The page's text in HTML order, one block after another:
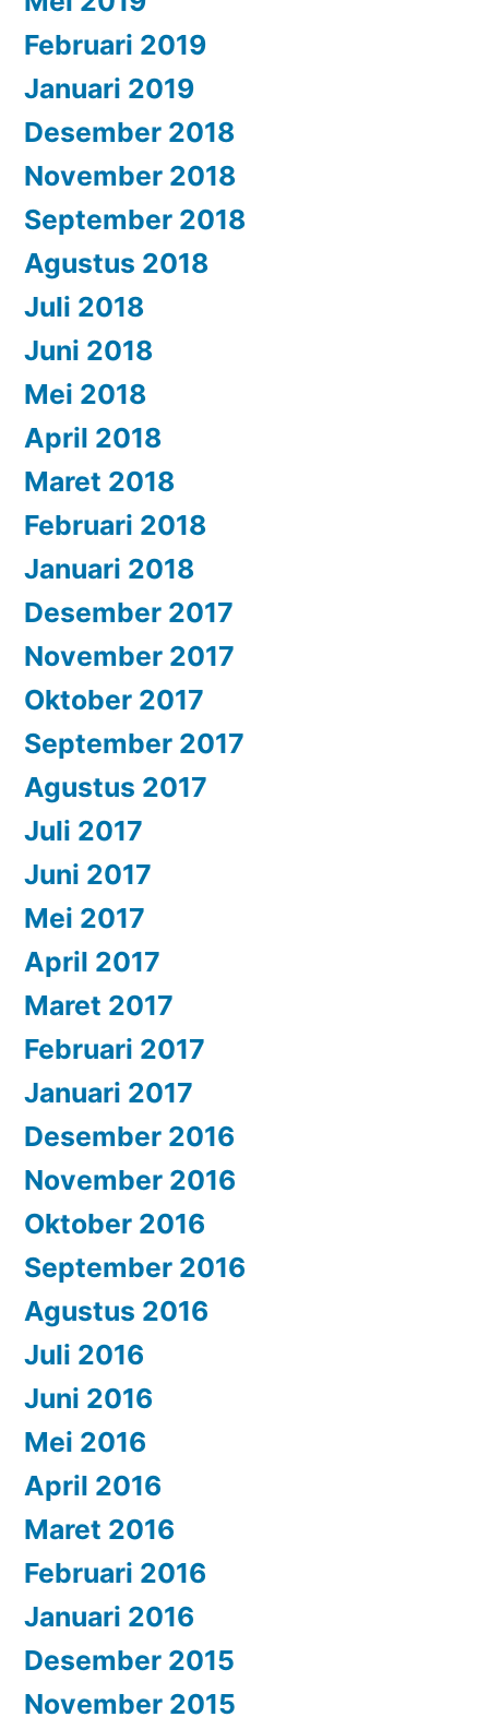
Februari 2019
Januari 2019
Desember 2018
November 2018
September 2018
Agustus 2018
Juli 2018
Juni 2018
Mei 2018
April 2018
Maret 2018
Februari 2018
Januari 2018
Desember 2017
November 2017
Oktober 2017
September 2017
Agustus 2017
Juli 2017
Juni 2017
Mei 2017
April 2017
Maret 2017
Februari 2017
Januari 2017
Desember 2016
November 2016
Oktober 2016
September 2016
Agustus 2016
Juli 2016
Juni 2016
Mei 2016
April 2016
Maret 2016
Februari 2016
Januari 2016
Desember 2015
November 2015